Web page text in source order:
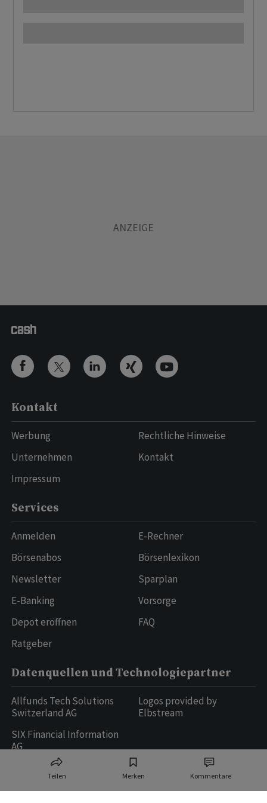
Teilen Merken Kommentare
Kontakt
Werbung
Unternehmen
Impressum
Rechtliche Hinweise
Kontakt
Services
Anmelden
Börsenabos
Newsletter
E-Banking
Depot eröffnen
Ratgeber
E-Rechner
Börsenlexikon
Sparplan
Vorsorge
FAQ
Datenquellen und Technologiepartner
Allfunds Tech Solutions
Switzerland AG
SIX Financial Information
AG
Logos provided by
Elbstream
Ringier AG | Ringier Medien Schweiz